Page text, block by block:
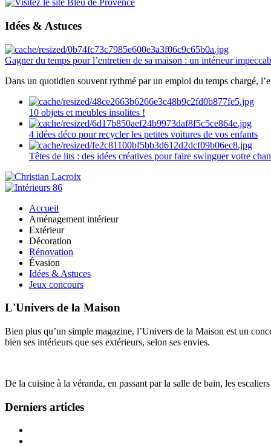
Idées & Astuces
Gagner du temps pour l’entretien de sa maison : un intérieur
Dans un quotidien souvent rythmé par un emploi du temps chargé,
10 objets et meubles insolites !
4 idées déco pour recycler les petites voitures de vos enfants
Têtes de lits : des idées créatives pour faire swinguer votre
Accueil
Aménagement intérieur
Extérieur
Décoration
Rénovation
Évasion
Idées & Astuces
Jeux concours
L'Univers de la Maison
Bien plus qu’un simple magazine, l’Univers de la Maison est un
bien ses intérieurs que ses extérieurs, selon ses envies.
De la cuisine à la véranda, en passant par la salle de bain, les
Derniers articles